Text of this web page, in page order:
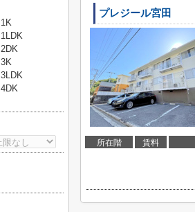
プレジール宮田
所在階 賃料
1K
1LDK
2DK
3K
3LDK
4DK